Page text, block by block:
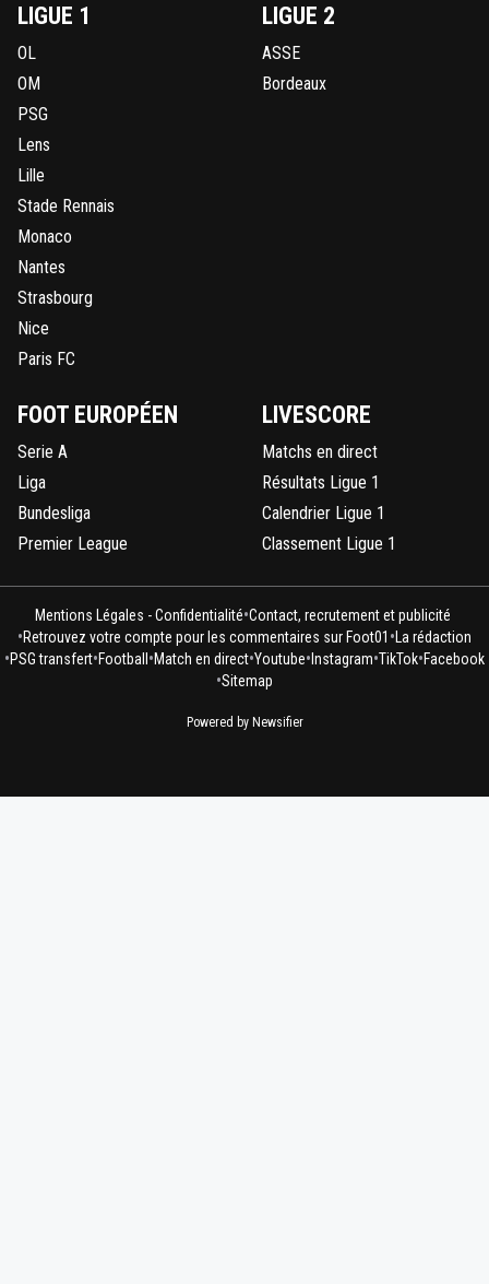
LIGUE 1
OL
OM
PSG
Lens
Lille
Stade Rennais
Monaco
Nantes
Strasbourg
Nice
Paris FC
LIGUE 2
ASSE
Bordeaux
FOOT EUROPÉEN
Serie A
Liga
Bundesliga
Premier League
LIVESCORE
Matchs en direct
Résultats Ligue 1
Calendrier Ligue 1
Classement Ligue 1
Mentions Légales - Confidentialité•Contact, recrutement et publicité
•Retrouvez votre compte pour les commentaires sur Foot01 • La rédaction
•PSG transfert•Football •Match en direct•Youtube• Instagram•TikTok•Facebook
•Sitemap
Powered by Newsifier